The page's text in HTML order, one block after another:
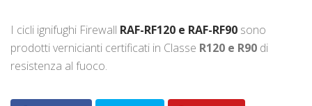
I cicli ignifughi Firewall RAF-RF120 e RAF-RF90 sono
prodotti vernicianti certificati in Classe R120 e R90 di
resistenza al fuoco.